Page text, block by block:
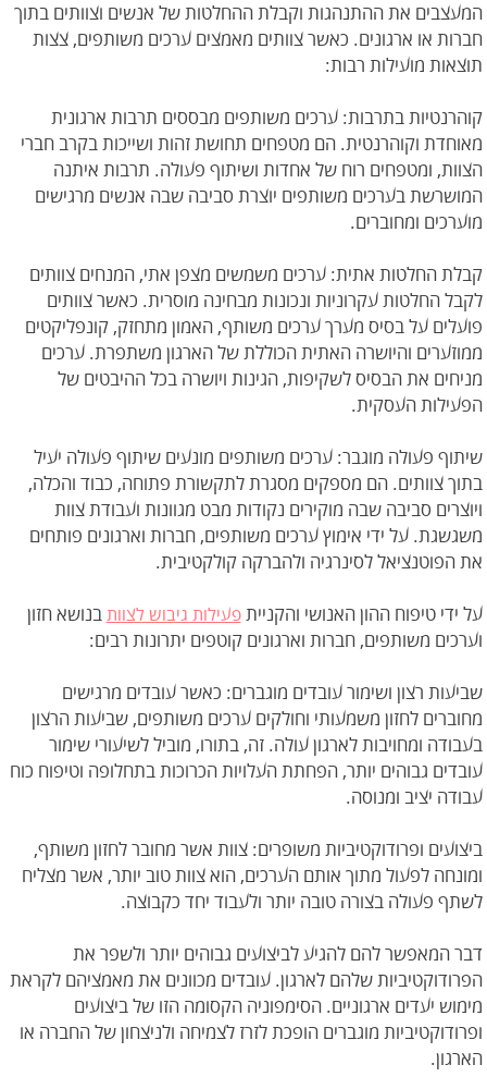
המעצבים את ההתנהגות וקבלת ההחלטות של אנשים וצוותים בתוך
חברות או ארגונים. כאשר צוותים מאמצים ערכים משותפים, צצות
תוצאות מועילות רבות:
קוהרנטיות בתרבות: ערכים משותפים מבססים תרבות ארגונית
מאוחדת וקוהרנטית. הם מטפחים תחושת זהות ושייכות בקרב חברי
הצוות, ומטפחים רוח של אחדות ושיתוף פעולה. תרבות איתנה
המושרשת בערכים משותפים יוצרת סביבה שבה אנשים מרגישים
מוערכים ומחוברים.
קבלת החלטות אתית: ערכים משמשים מצפן אתי, המנחים צוותים
לקבל החלטות עקרוניות ונכונות מבחינה מוסרית. כאשר צוותים
פועלים על בסיס מערך ערכים משותף, האמון מתחזק, קונפליקטים
ממוזערים והיושרה האתית הכוללת של הארגון משתפרת. ערכים
מניחים את הבסיס לשקיפות, הגינות ויושרה בכל ההיבטים של
הפעילות העסקית.
שיתוף פעולה מוגבר: ערכים משותפים מונעים שיתוף פעולה יעיל
בתוך צוותים. הם מספקים מסגרת לתקשורת פתוחה, כבוד והכלה,
ויוצרים סביבה שבה מוקירים נקודות מבט מגוונות ועבודת צוות
משגשגת. על ידי אימוץ ערכים משותפים, חברות וארגונים פותחים
את הפוטנציאל לסינרגיה ולהברקה קולקטיבית.
על ידי טיפוח ההון האנושי והקנייתפעילות גיבוש לצוות בנושא חזון
וערכים משותפים, חברות וארגונים קוטפים יתרונות רבים:
שביעות רצון ושימור עובדים מוגברים: כאשר עובדים מרגישים
מחוברים לחזון משמעותי וחולקים ערכים משותפים, שביעות הרצון
בעבודה ומחויבות לארגון עולה. זה, בתורו, מוביל לשיעורי שימור
עובדים גבוהים יותר, הפחתת העלויות הכרוכות בתחלופה וטיפוח כוח
עבודה יציב ומנוסה.
ביצועים ופרודוקטיביות משופרים: צוות אשר מחובר לחזון משותף,
ומונחה לפעול מתוך אותם הערכים, הוא צוות טוב יותר, אשר מצליח
לשתף פעולה בצורה טובה יותר ולעבוד יחד כקבוצה.
דבר המאפשר להם להגיע לביצועים גבוהים יותר ולשפר את
הפרודוקטיביות שלהם לארגון. עובדים מכוונים את מאמציהם לקראת
מימוש יעדים ארגוניים. הסימפוניה הקסומה הזו של ביצועים
ופרודוקטיביות מוגברים הופכת לזרז לצמיחה ולניצחון של החברה או
הארגון.